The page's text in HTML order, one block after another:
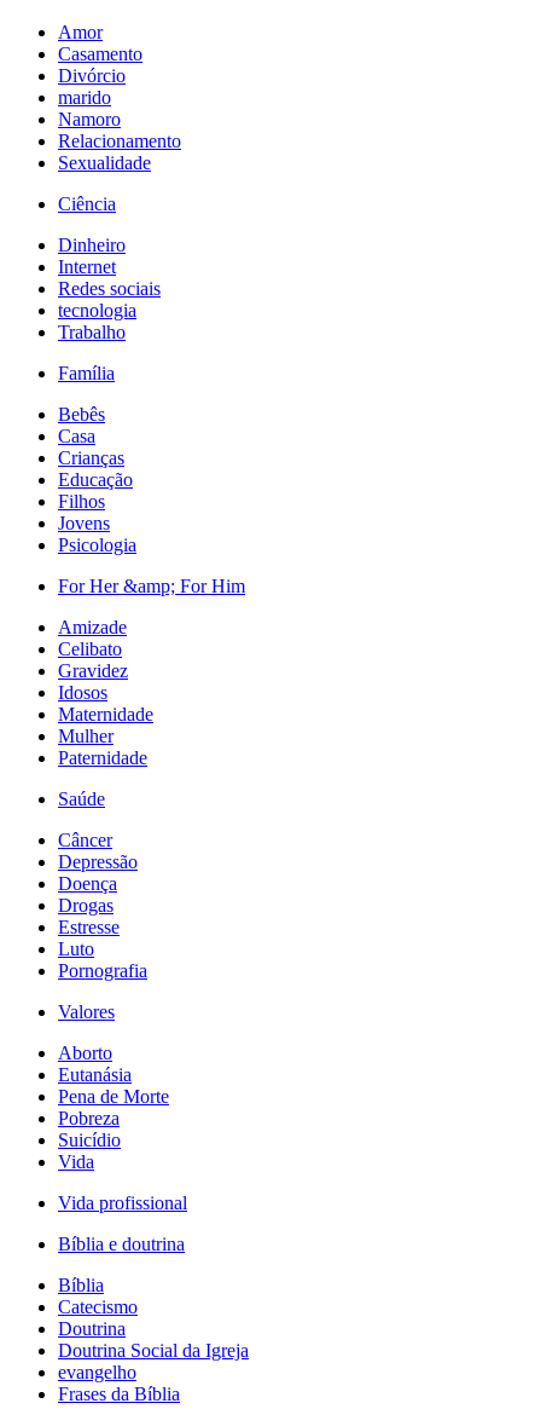
Amor
Casamento
Divórcio
marido
Namoro
Relacionamento
Sexualidade
Ciência
Dinheiro
Internet
Redes sociais
tecnologia
Trabalho
Família
Bebês
Casa
Crianças
Educação
Filhos
Jovens
Psicologia
For Her &amp; For Him
Amizade
Celibato
Gravidez
Idosos
Maternidade
Mulher
Paternidade
Saúde
Câncer
Depressão
Doença
Drogas
Estresse
Luto
Pornografia
Valores
Aborto
Eutanásia
Pena de Morte
Pobreza
Suicídio
Vida
Vida profissional
Bíblia e doutrina
Bíblia
Catecismo
Doutrina
Doutrina Social da Igreja
evangelho
Frases da Bíblia